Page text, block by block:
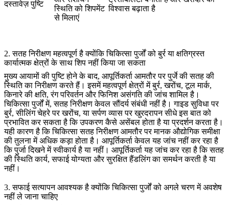
दस्तावेज़ पुष्टि
स्थिति को शिपमेंट
से मिलाएं
विश्वास बढ़ाता है
2. सतह निरीक्षण महत्वपूर्ण है क्योंकि चिकित्सा पुर्जों को बुर्र या क्षतिग्रस्त
कार्यात्मक क्षेत्रों के साथ शिप नहीं किया जा सकता
मुख्य आयामों की पुष्टि होने के बाद, आपूर्तिकर्ता आमतौर पर पुर्जे की सतह की
स्थिति का निरीक्षण करते हैं। इसमें महत्वपूर्ण क्षेत्रों में बुर्र, खरोंच, टूल मार्क,
किनारे की क्षति, रंग परिवर्तन और फिनिश असंगति की जांच शामिल है।
चिकित्सा पुर्जों में, सतह निरीक्षण केवल सौंदर्य संबंधी नहीं है। गाइड सुविधा पर
बुर्र, सीलिंग चेहरे पर खरोंच, या सर्पण व्यास पर खुरदरापन सीधे इस बात को
प्रभावित कर सकता है कि उपकरण कैसे असेंबल होता है या प्रदर्शन करता है।
यही कारण है कि चिकित्सा सतह निरीक्षण आमतौर पर मानक औद्योगिक समीक्षा
की तुलना में अधिक कड़ा होता है। आपूर्तिकर्ता केवल यह जांच नहीं कर रहा है
कि पुर्जा दिखने में स्वीकार्य है या नहीं। आपूर्तिकर्ता यह जांच कर रहा है कि सतह
की स्थिति कार्य, सफाई योग्यता और सुरक्षित हैंडलिंग का समर्थन करती है या
नहीं।
3. सफाई सत्यापन आवश्यक है क्योंकि चिकित्सा पुर्जों को अगले चरण में अवशेष
नहीं ले जाना चाहिए